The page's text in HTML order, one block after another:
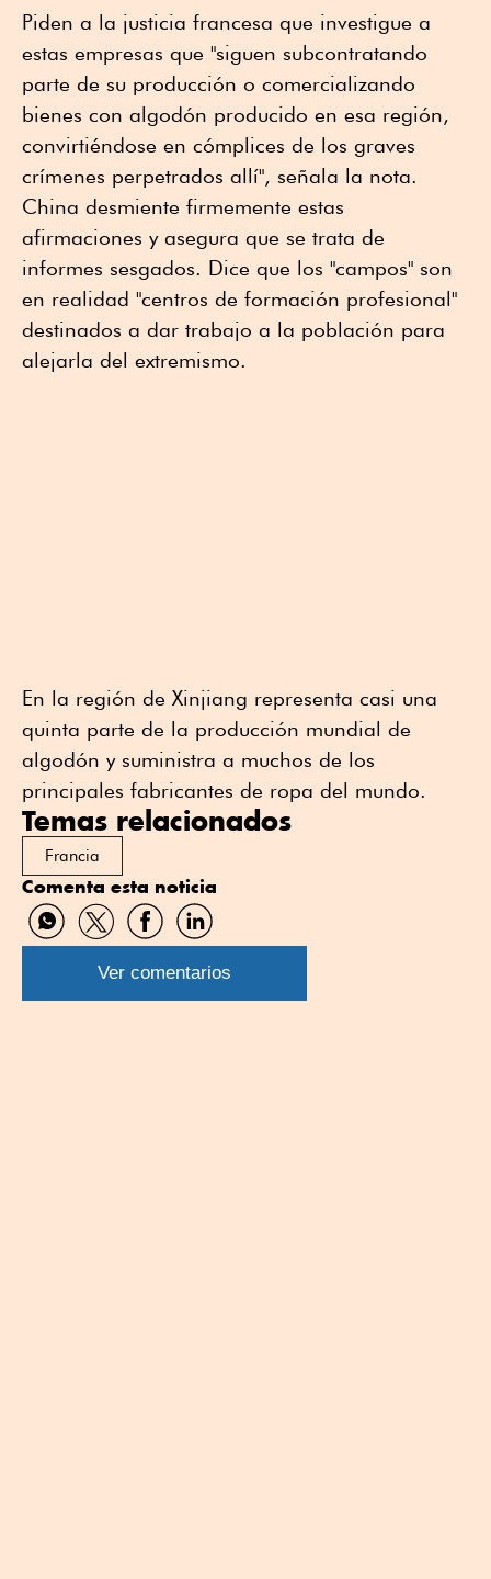
Piden a la justicia francesa que investigue a
estas empresas que "siguen subcontratando
parte de su producción o comercializando
bienes con algodón producido en esa región,
convirtiéndose en cómplices de los graves
crímenes perpetrados allí", señala la nota.
China desmiente firmemente estas
afirmaciones y asegura que se trata de
informes sesgados. Dice que los "campos" son
en realidad "centros de formación profesional"
destinados a dar trabajo a la población para
alejarla del extremismo.
En la región de Xinjiang representa casi una
quinta parte de la producción mundial de
algodón y suministra a muchos de los
principales fabricantes de ropa del mundo.
Temas relacionados
Francia
Comenta esta noticia
Compartir
por
WhatsApp
Compartir
por
Twitter
Compartir
por
Facebook
Compartir
por
Linkedin
Ver comentarios